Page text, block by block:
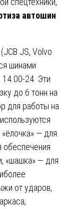
автошин
(JCB JS, Volvo
шинами
24. Эти
до 6 тонн на
для работы на
— для
обеспечения
«шашка» — для
от ударов,